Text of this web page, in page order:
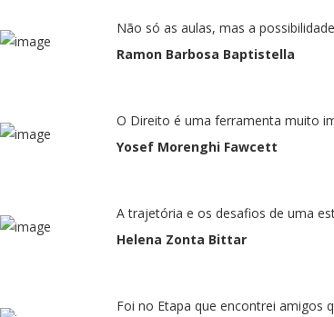
Não só as aulas, mas a
Ramon Barbosa Baptistella
O Direito é uma ferramenta muito
Yosef Morenghi Fawcett
A trajetória e os desafios de uma
Helena Zonta Bittar
Foi no Etapa que encontrei amigos